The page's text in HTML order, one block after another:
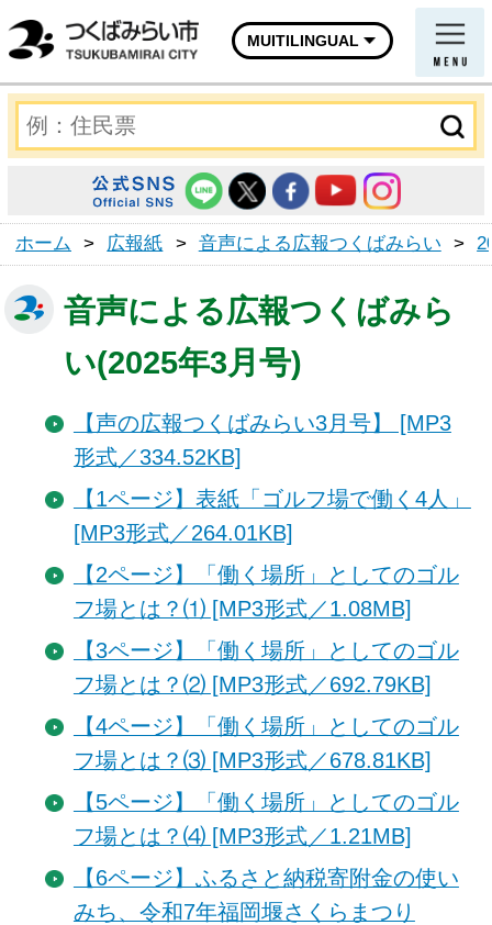
MUITILINGUAL
ホーム > 広報紙 > 音声による広報つくばみらい >
音声による広報つくばみら
い(2025年3月号)
【声の広報つくばみらい3月号】 [MP3
形式／334.52KB]
【1ページ】表紙「ゴルフ場で働く4人」
[MP3形式／264.01KB]
【2ページ】「働く場所」としてのゴル
フ場とは？⑴ [MP3形式／1.08MB]
【3ページ】「働く場所」としてのゴル
フ場とは？⑵ [MP3形式／692.79KB]
【4ページ】「働く場所」としてのゴル
フ場とは？⑶ [MP3形式／678.81KB]
【5ページ】「働く場所」としてのゴル
フ場とは？⑷ [MP3形式／1.21MB]
【6ページ】ふるさと納税寄附金の使い
みち、令和7年福岡堰さくらまつり